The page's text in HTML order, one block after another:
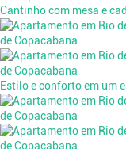
Cantinho com mesa e
Estilo e conforto em um